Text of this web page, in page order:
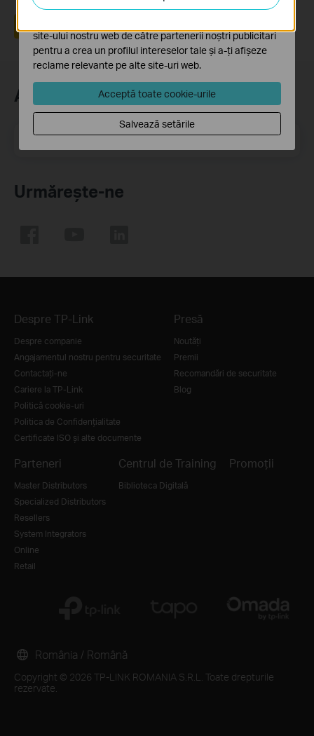
Abonează-te
Email Address Înscrie-te
Urmărește-ne
Despre TP-Link
Despre companie
Angajamentul nostru pentru securitate
Contactați-ne
Cariere la TP-Link
Politică cookie-uri
Politica de Confidențialitate
Certificate ISO și alte documente
Presă
Noutăţi
Premii
Recomandări de securitate
Blog
Parteneri
Master Distributors
Specialized Distributors
Resellers
System Integrators
Online
Retail
Centrul de Training
Biblioteca Digitală
Promoții
Copyright © 2026 TP-LINK ROMANIA S.R.L. Toate drepturile
rezervate.
România / Română
site-ului nostru web de către partenerii noștri publicitari
pentru a crea un profilul intereselor tale și a-ți afișeze
reclame relevante pe alte site-uri web.
Acceptă toate cookie-urile
Salvează setările